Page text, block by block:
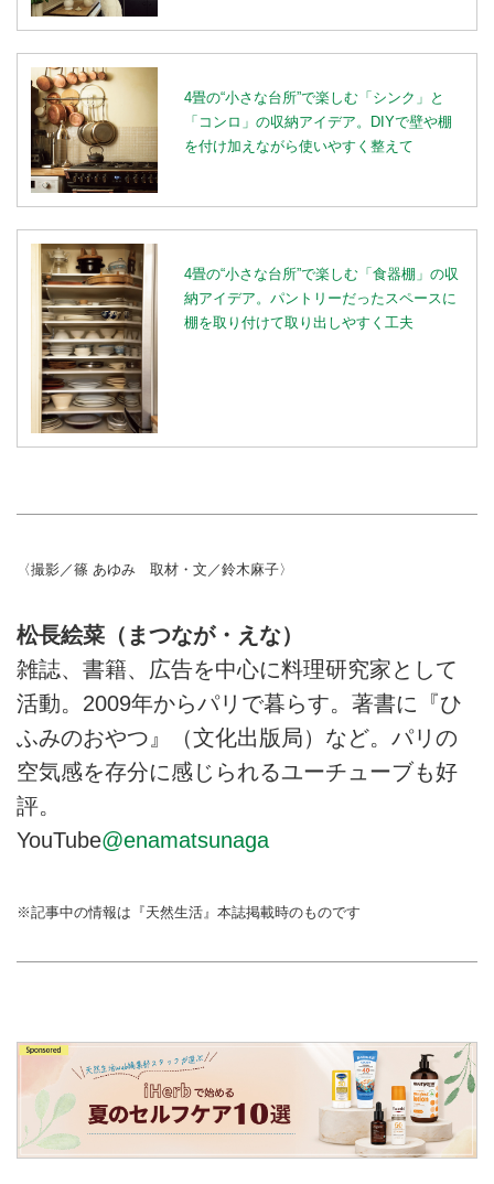
4畳の“小さな台所”で楽しむ「シンク」と
「コンロ」の収納アイデア。DIYで壁や棚
を付け加えながら使いやすく整えて
4畳の“小さな台所”で楽しむ「食器棚」の収
納アイデア。パントリーだったスペースに
棚を取り付けて取り出しやすく工夫
〈撮影／篠 あゆみ 取材・文／鈴木麻子〉
松長絵菜（まつなが・えな）
雑誌、書籍、広告を中心に料理研究家として
活動。2009年からパリで暮らす。著書に『ひ
ふみのおやつ』（文化出版局）など。パリの
空気感を存分に感じられるユーチューブも好
評。
YouTube@enamatsunaga
※記事中の情報は『天然生活』本誌掲載時のものです